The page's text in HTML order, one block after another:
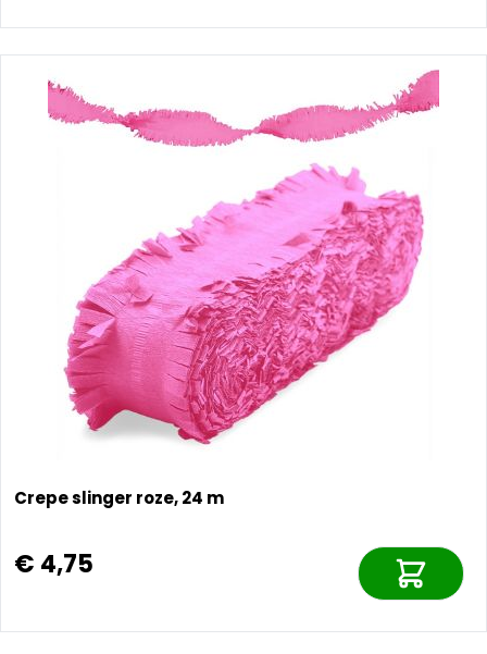
Crepe slinger roze, 24 m
€ 4,75